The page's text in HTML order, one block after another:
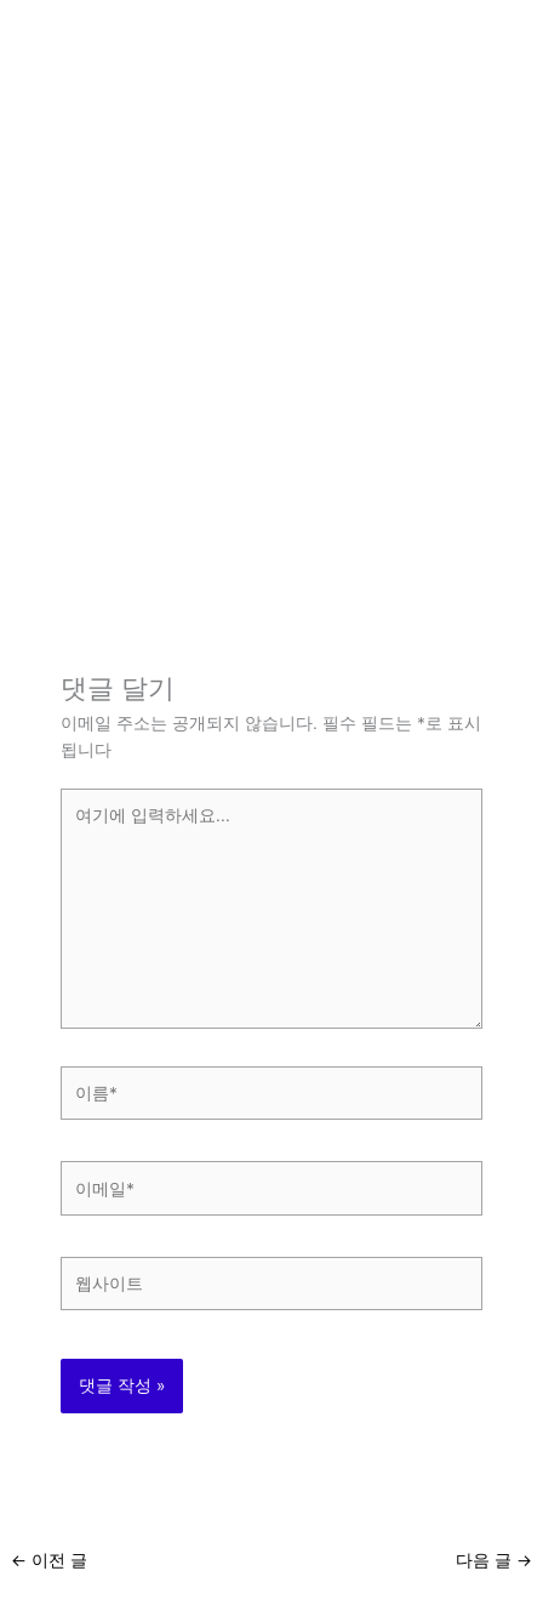
댓글 달기
이메일 주소는 공개되지 않습니다. 필수 필드는 *로 표시
됩니다
*
← 이전 글 다음 글 →